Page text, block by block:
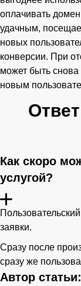
оплачивать
удачным,
новых
конверсии. При
может быть
новым
Как скоро
услугой?
заявки.
Сразу после
сразу же
Автор статьи: